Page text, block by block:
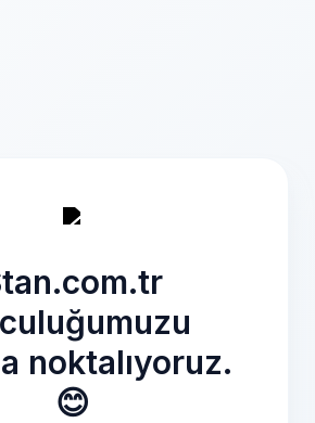
noktalıyoruz.
😊